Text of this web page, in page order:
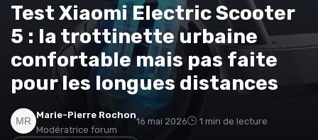
Test Xiaomi Electric Scooter
5 : la trottinette urbaine
confortable mais pas faite
pour les longues distances
Marie-Pierre Rochon
Modératrice forum
16 mai 2026 1 min de lecture